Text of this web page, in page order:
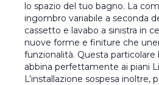
lo spazio del tuo bagno. La
ingombro variabile a seconda
cassetto e lavabo a sinistra in
nuove forme e finiture che
funzionalità. Questa particolare
abbina perfettamente ai piani
L’installazione sospesa